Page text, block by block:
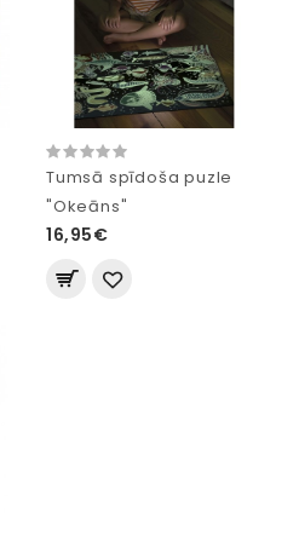
Tumsā spīdoša puzle
"Okeāns"
16,95€